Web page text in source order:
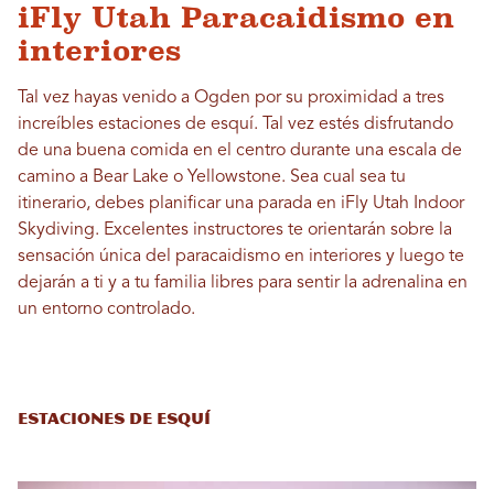
iFly Utah Paracaidismo en
interiores
Tal vez hayas venido a Ogden por su proximidad a tres
increíbles estaciones de esquí. Tal vez estés disfrutando
de una buena comida en el centro durante una escala de
camino a Bear Lake o Yellowstone. Sea cual sea tu
itinerario, debes planificar una parada en iFly Utah Indoor
Skydiving. Excelentes instructores te orientarán sobre la
sensación única del paracaidismo en interiores y luego te
dejarán a ti y a tu familia libres para sentir la adrenalina en
un entorno controlado.
Estaciones de esquí